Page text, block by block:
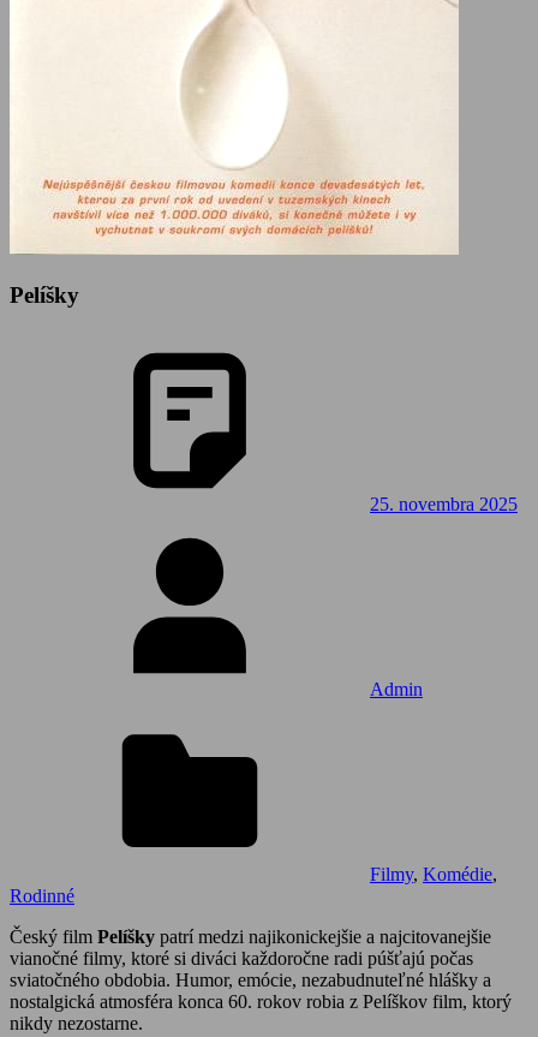
Pelíšky
25. novembra 2025
Admin
Filmy, Komédie,
Rodinné
Český film Pelíšky patrí medzi najikonickejšie a najcitovanejšie
vianočné filmy, ktoré si diváci každoročne radi púšťajú počas
sviatočného obdobia. Humor, emócie, nezabudnuteľné hlášky a
nostalgická atmosféra konca 60. rokov robia z Pelíškov film, ktorý
nikdy nezostarne.